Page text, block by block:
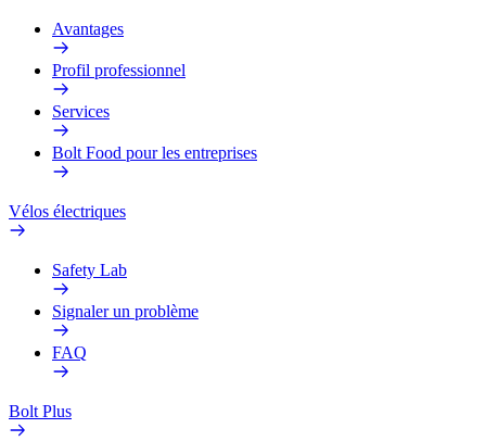
Avantages
Profil professionnel
Services
Bolt Food pour les entreprises
Vélos électriques
Safety Lab
Signaler un problème
FAQ
Bolt Plus